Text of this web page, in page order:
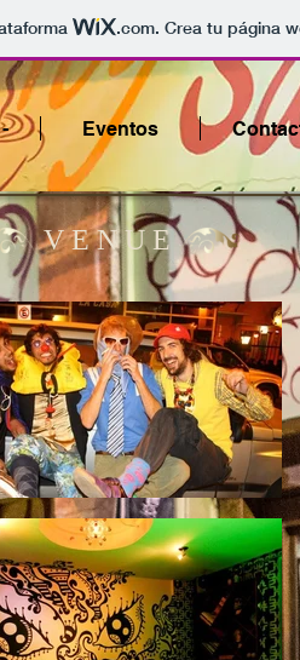
.com. Crea tu página
Eventos
V E N U E